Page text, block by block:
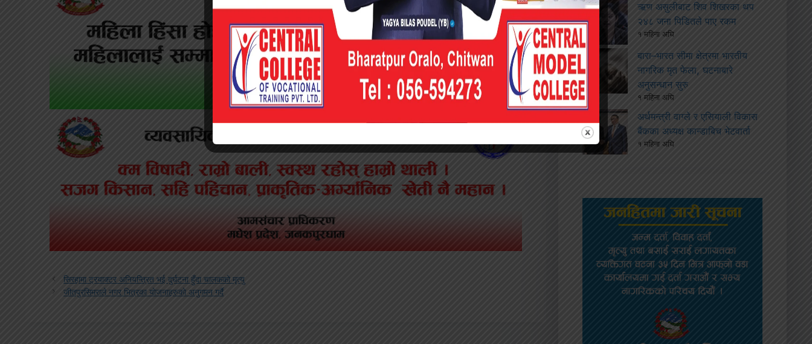
सिरहामा ट्रयाक्टर अनियन्त्रित भई दुर्घटना हुँदा चालकको मृत्यु
जीतपुरसिमराले नगर भित्रका याेजनाहरुकाे अनुगमन गर्दै
ऋण असुलीबाट शिव शिखरका थप
२४८ जना पिडितले पाए रकम
१ महिना अघि
बारा–भारत सीमा क्षेत्रमा भारतीय
नागरिक मृत फेला, घटनाबारे
अनुसन्धान सुरु
१ महिना अघि
अर्थमन्त्री वाग्ले र एसियाली विकास
बैंकका अध्यक्ष कान्डाबिच भेटवार्ता
१ महिना अघि